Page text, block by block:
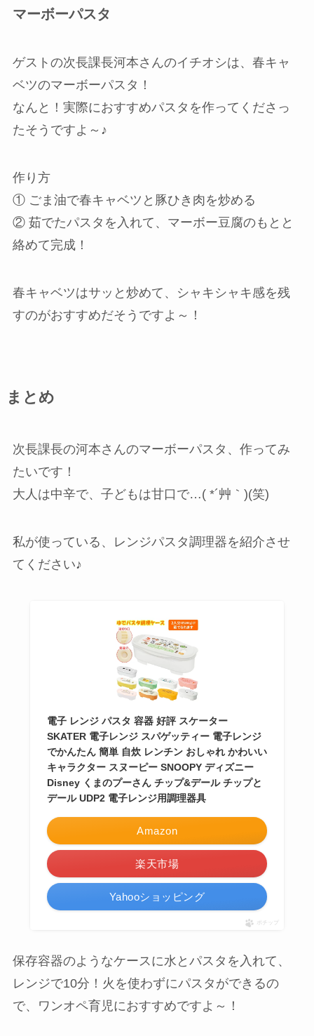
マーボーパスタ
ゲストの次長課長河本さんのイチオシは、春キャ
ベツのマーボーパスタ！
なんと！実際におすすめパスタを作ってくださっ
たそうですよ～♪
作り方
① ごま油で春キャベツと豚ひき肉を炒める
② 茹でたパスタを入れて、マーボー豆腐のもとと
絡めて完成！
春キャベツはサッと炒めて、シャキシャキ感を残
すのがおすすめだそうですよ～！
まとめ
次長課長の河本さんのマーボーパスタ、作ってみ
たいです！
大人は中辛で、子どもは甘口で…( *´艸｀)(笑)
私が使っている、レンジパスタ調理器を紹介させ
てください♪
電子 レンジ パスタ 容器 好評 スケーター
SKATER 電子レンジ スパゲッティー 電子レンジ
でかんたん 簡単 自炊 レンチン おしゃれ かわいい
キャラクター スヌーピー SNOOPY ディズニー
Disney くまのプーさん チップ&デール チップと
デール UDP2 電子レンジ用調理器具
Amazon
楽天市場
Yahooショッピング
ポチップ
保存容器のようなケースに水とパスタを入れて、
レンジで10分！火を使わずにパスタができるの
で、ワンオペ育児におすすめですよ～！